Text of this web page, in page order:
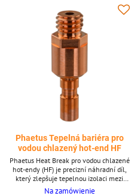
break z nerezové...
Phaetus Tepelná bariéra pro
vodou chlazený hot-end HF
Phaetus Heat Break pro vodou chlazené
hot-endy (HF) je precizní náhradní díl,
který zlepšuje tepelnou izolaci mezi
topným blokem a chladičem. Navržen
Na zamówienie